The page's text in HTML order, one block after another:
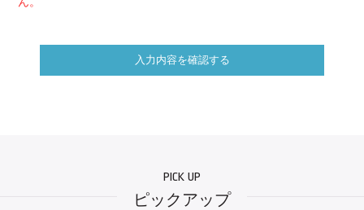
入力内容を確認する
ピックアップ